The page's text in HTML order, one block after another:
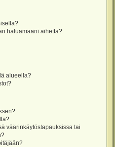
haluamaani aihetta?
alueella?
väärinkäytöstapauksissa tai